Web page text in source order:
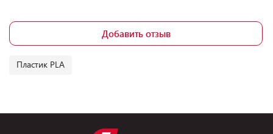
Добавить отзыв
Пластик PLA